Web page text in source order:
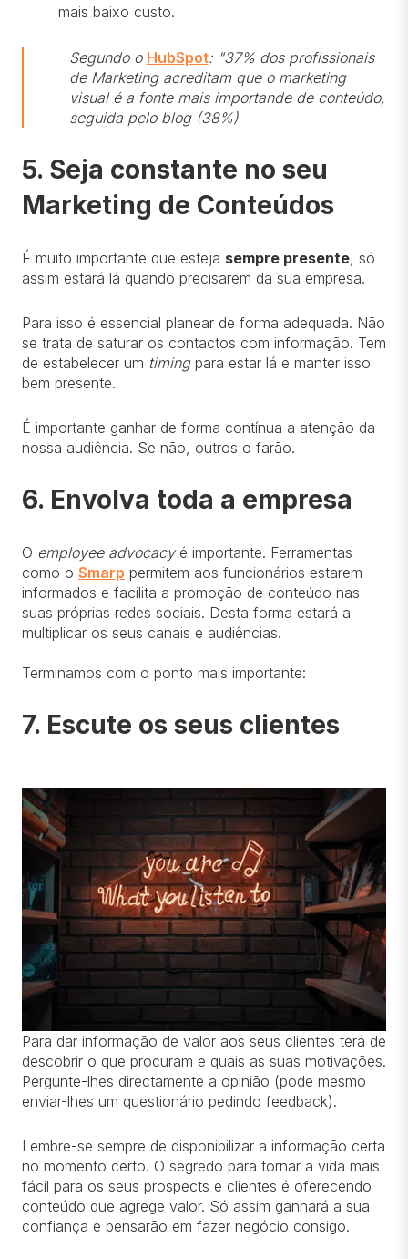
mais baixo custo.
Segundo o HubSpot: "37% dos profissionais
de Marketing acreditam que o marketing
visual é a fonte mais importande de conteúdo,
seguida pelo blog (38%)
5. Seja constante no seu
Marketing de Conteúdos
É muito importante que esteja sempre presente , só
assim estará lá quando precisarem da sua empresa.
Para isso é essencial planear de forma adequada. Não
se trata de saturar os contactos com informação. Tem
de estabelecer um timingpara estar lá e manter isso
bem presente.
É importante ganhar de forma contínua a atenção da
nossa audiência. Se não, outros o farão.
6. Envolva toda a empresa
O employee advocacyé importante. Ferramentas
como o Smarp permitem aos funcionários estarem
informados e facilita a promoção de conteúdo nas
suas próprias redes sociais. Desta forma estará a
multiplicar os seus canais e audiências.
Terminamos com o ponto mais importante:
7. Escute os seus clientes
Para dar informação de valor aos seus clientes terá de
descobrir o que procuram e quais as suas motivações.
Pergunte-lhes directamente a opinião (pode mesmo
enviar-lhes um questionário pedindo feedback).
Lembre-se sempre de disponibilizar a informação certa
no momento certo. O segredo para tornar a vida mais
fácil para os seus prospects e clientes é oferecendo
conteúdo que agrege valor. Só assim ganhará a sua
confiança e pensarão em fazer negócio consigo.